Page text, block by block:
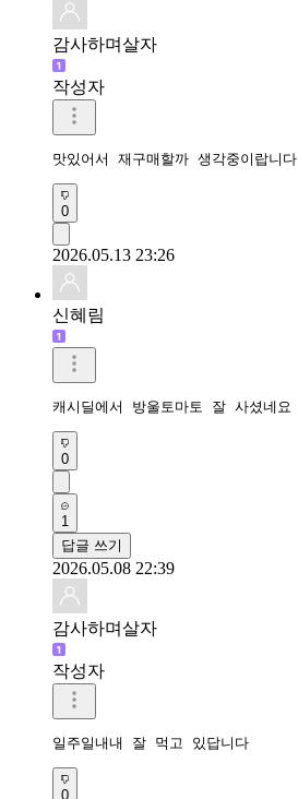
감사하며살자
작성자
맛있어서 재구매할까 생각중이랍니다
0
2026.05.13 23:26
신혜림
캐시딜에서 방울토마토 잘 사셨네요
0
1
답글 쓰기
2026.05.08 22:39
감사하며살자
작성자
일주일내내 잘 먹고 있답니다
0